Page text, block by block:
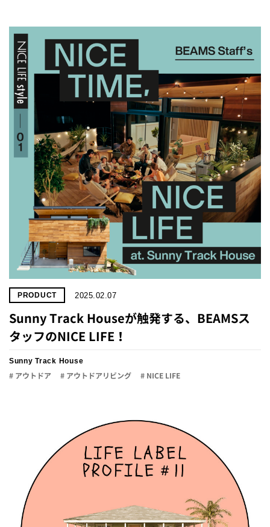
PRODUCT 2025.02.07
Sunny Track Houseが触発する、BEAMSス
タッフのNICE LIFE！
Sunny Track House
# アウトドア # アウトドアリビング # NICE LIFE